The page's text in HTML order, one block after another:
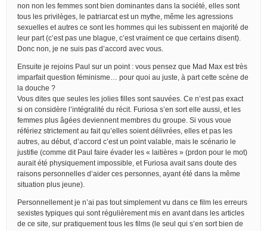
non non les femmes sont bien dominantes dans la société, elles sont
tous les privilèges, le patriarcat est un mythe, même les agressions
sexuelles et autres ce sont les hommes qui les subissent en majorité de
leur part (c’est pas une blague, c’est vraiment ce que certains disent).
Donc non, je ne suis pas d’accord avec vous.
Ensuite je rejoins Paul sur un point : vous pensez que Mad Max est très
imparfait question féminisme… pour quoi au juste, à part cette scène de
la douche ?
Vous dites que seules les jolies filles sont sauvées. Ce n’est pas exact
si on considère l’intégralité du récit. Furiosa s’en sort elle aussi, et les
femmes plus âgées deviennent membres du groupe. Si vous voue
référiez strictement au fait qu’elles soient délivrées, elles et pas les
autres, au début, d’accord c’est un point valable, mais le scénario le
justifie (comme dit Paul faire évader les « laitières » (prdon pour le mot)
aurait été physiquement impossible, et Furiosa avait sans doute des
raisons personnelles d’aider ces personnes, ayant été dans la même
situation plus jeune).
Personnellement je n’ai pas tout simplement vu dans ce film les erreurs
sexistes typiques qui sont régulièrement mis en avant dans les articles
de ce site, sur pratiquement tous les films (le seul qui s’en sort bien de